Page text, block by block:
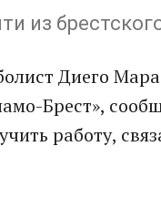
из
Диего
Брест»,
работу,